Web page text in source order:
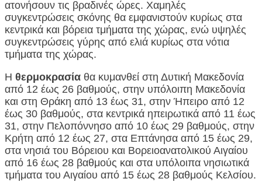
ατονήσουν τις βραδινές ώρες. Χαμηλές
συγκεντρώσεις σκόνης θα εμφανιστούν κυρίως στα
κεντρικά και βόρεια τμήματα της χώρας, ενώ υψηλές
συγκεντρώσεις γύρης από ελιά κυρίως στα νότια
τμήματα της χώρας.
Η θερμοκρασία θα κυμανθεί στη Δυτική Μακεδονία
από 12 έως 26 βαθμούς, στην υπόλοιπη Μακεδονία
και στη Θράκη από 13 έως 31, στην Ήπειρο από 12
έως 30 βαθμούς, στα κεντρικά ηπειρωτικά από 11 έως
31, στην Πελοπόννησο από 10 έως 29 βαθμούς, στην
Κρήτη από 12 έως 27, στα Επτάνησα από 15 έως 29,
στα νησιά του Βόρειου και Βορειοανατολικού Αιγαίου
από 16 έως 28 βαθμούς και στα υπόλοιπα νησιωτικά
τμήματα του Αιγαίου από 15 έως 28 βαθμούς Κελσίου.